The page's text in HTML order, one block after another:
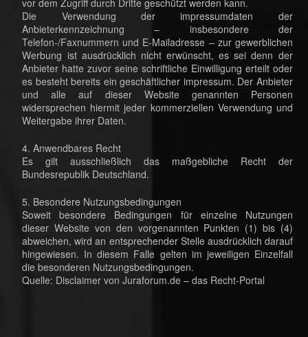
Die Verwendung der impressumdaten der
Anbieterkennzeichnung – insbesondere der
Telefon-/Faxnummern und E-Mailadresse – zur gewerblichen
Werbung ist ausdrücklich nicht erwünscht, es sei denn der
Anbieter hatte zuvor seine schriftliche Einwilligung erteilt oder
es besteht bereits ein geschäftlicher impressum. Der Anbieter
und alle auf dieser Website genannten Personen
widersprechen hiermit jeder kommerziellen Verwendung und
Weitergabe ihrer Daten.
4. Anwendbares Recht
Es gilt ausschließlich das maßgebliche Recht der
Bundesrepublik Deutschland.
5. Besondere Nutzungsbedingungen
Soweit besondere Bedingungen für einzelne Nutzungen
dieser Website von den vorgenannten Punkten (1) bis (4)
abweichen, wird an entsprechender Stelle ausdrücklich darauf
hingewiesen. In diesem Falle gelten im jeweiligen Einzelfall
die besonderen Nutzungsbedingungen.
Quelle: Disclaimer von Juraforum.de – das Recht-Portal